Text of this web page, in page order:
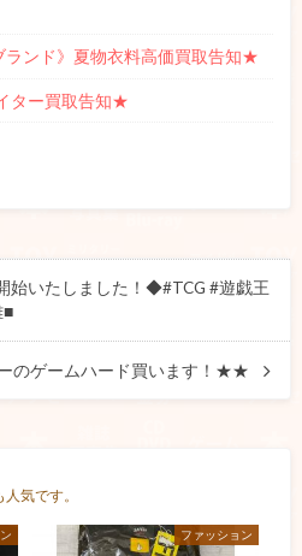
ンド》夏物衣料高価買取告知★
ター買取告知★
始いたしました！◆#TCG #遊戯王
■
のゲームハード買います！★★
気です。
ファッション